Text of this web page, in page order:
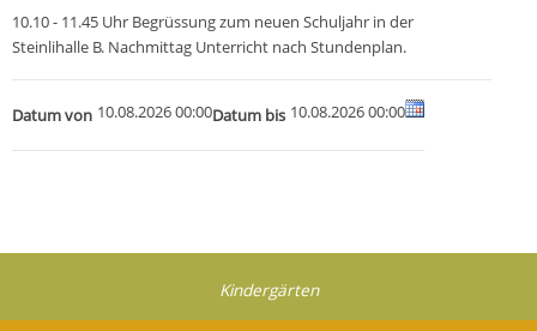
10.10 - 11.45 Uhr Begrüssung zum neuen Schuljahr in der
Steinlihalle B. Nachmittag Unterricht nach Stundenplan.
Datum von 10.08.2026 00:00Datum bis 10.08.2026 00:00
Kindergärten